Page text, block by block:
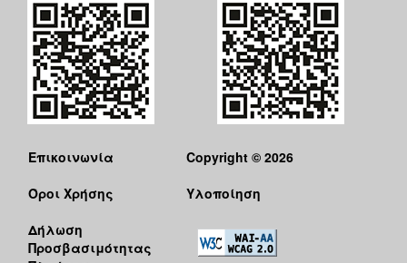
Επικοινωνία
Όροι Χρήσης
Δήλωση
Προσβασιμότητας
Copyright © 2026
Υλοποίηση